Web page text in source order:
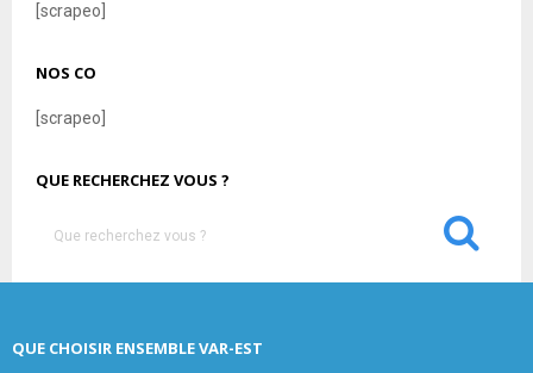
[scrapeo]
NOS CO
[scrapeo]
QUE RECHERCHEZ VOUS ?
h
S
QUE CHOISIR ENSEMBLE VAR-EST